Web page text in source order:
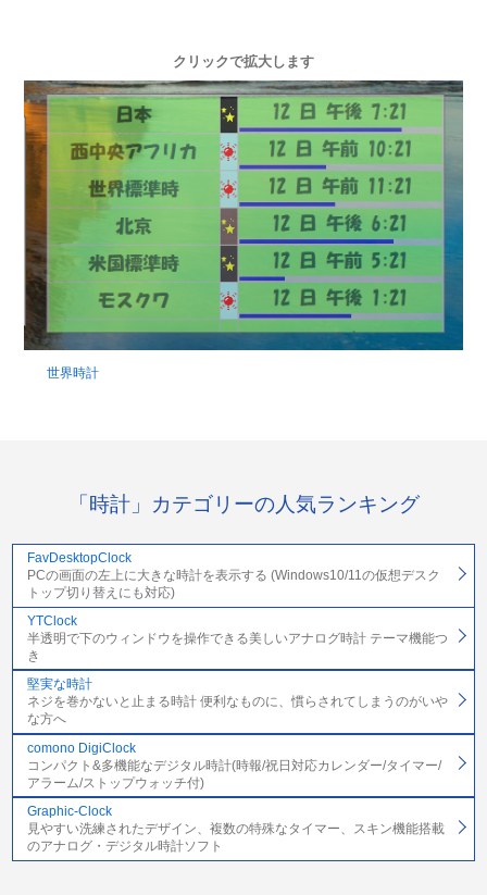
クリックで拡大します
世界時計
「時計」カテゴリーの人気ランキング
FavDesktopClock
PCの画面の左上に大きな時計を表示する (Windows10/11の仮想デスク
トップ切り替えにも対応)
YTClock
半透明で下のウィンドウを操作できる美しいアナログ時計 テーマ機能つ
き
堅実な時計
ネジを巻かないと止まる時計 便利なものに、慣らされてしまうのがいや
な方へ
comono DigiClock
コンパクト&多機能なデジタル時計(時報/祝日対応カレンダー/タイマー/
アラーム/ストップウォッチ付)
Graphic-Clock
見やすい洗練されたデザイン、複数の特殊なタイマー、スキン機能搭載
のアナログ・デジタル時計ソフト